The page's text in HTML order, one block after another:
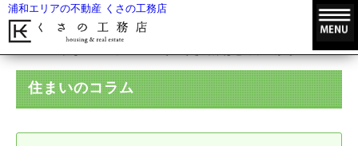
浦和エリアの不動産 くさの工務店
住まいのコラム